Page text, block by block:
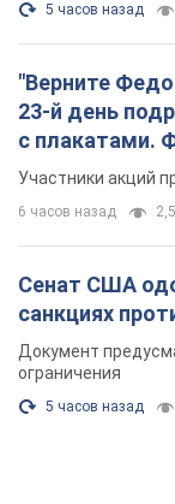
5 часов назад
"Верните
23-й день
с плакатами.
Участники акций
6 часов назад
Сенат США
санкциях
Документ
ограничения
5 часов назад